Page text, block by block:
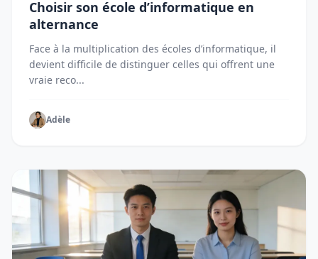
Choisir son école d’informatique en
alternance
Face à la multiplication des écoles d’informatique, il
devient difficile de distinguer celles qui offrent une
vraie reco...
Adèle